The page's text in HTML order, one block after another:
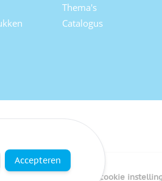
Thema's
Catalogus
Pas cookie
Accepteren